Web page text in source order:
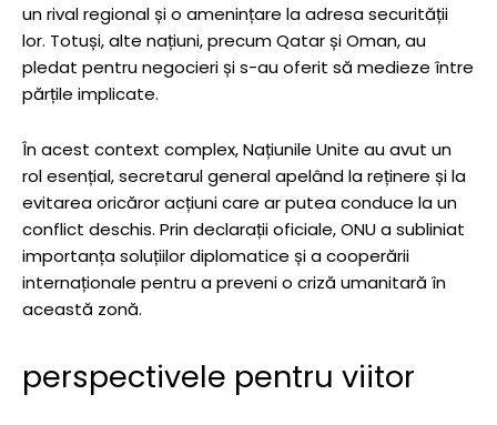
un rival regional și o amenințare la adresa securității
lor. Totuși, alte națiuni, precum Qatar și Oman, au
pledat pentru negocieri și s-au oferit să medieze între
părțile implicate.
În acest context complex, Națiunile Unite au avut un
rol esențial, secretarul general apelând la reținere și la
evitarea oricăror acțiuni care ar putea conduce la un
conflict deschis. Prin declarații oficiale, ONU a subliniat
importanța soluțiilor diplomatice și a cooperării
internaționale pentru a preveni o criză umanitară în
această zonă.
perspectivele pentru viitor